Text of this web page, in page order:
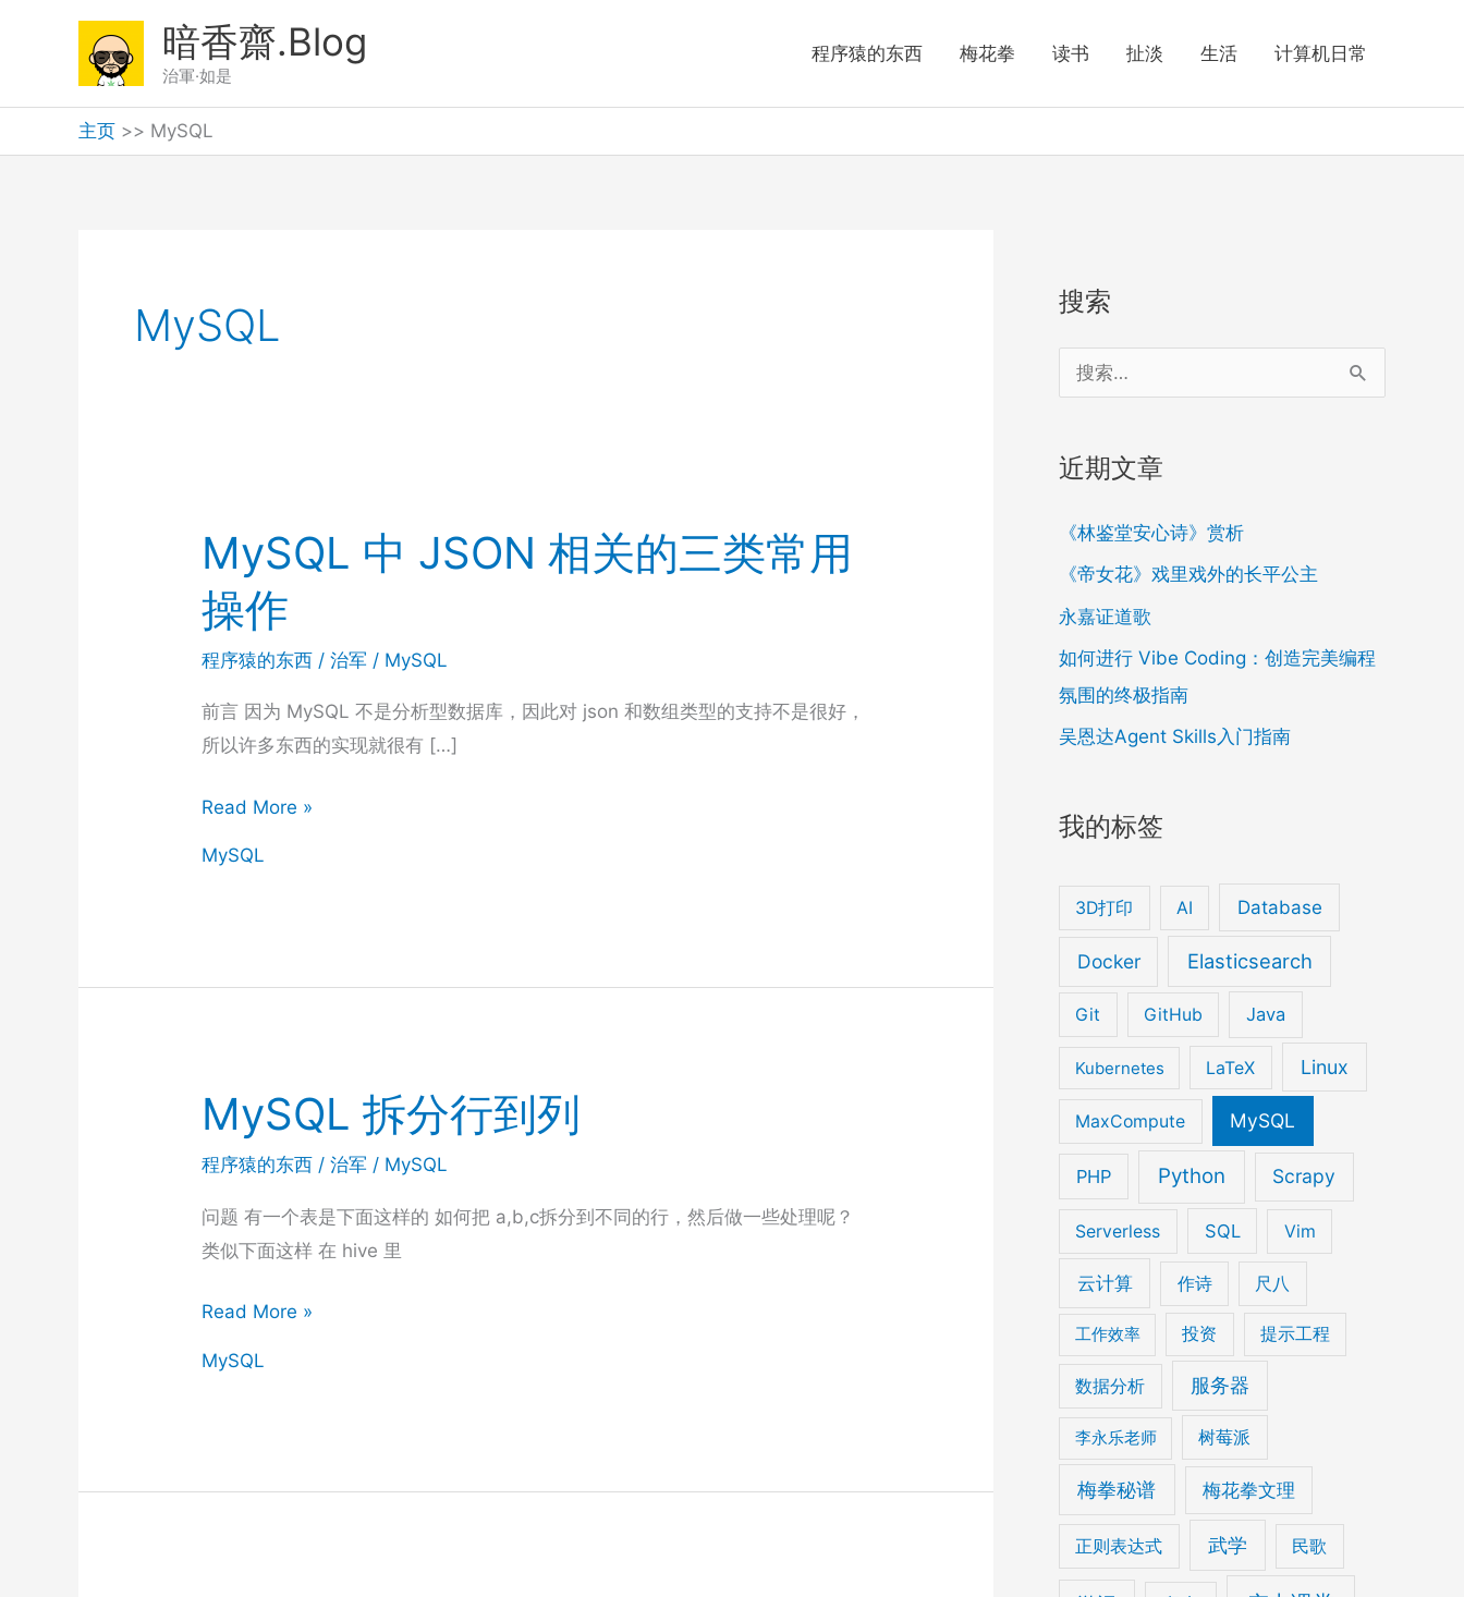
暗香齋.Blog
治軍·如是
程序猿的东西 梅花拳 读书 扯淡 生活 计算机日常
主页 >> MySQL
MySQL
MySQL 中 JSON 相关的三类常用
操作
程序猿的东西 /治军 / MySQL
前言 因为 MySQL 不是分析型数据库，因此对 json 和数组类型的支持不是很好，
所以许多东西的实现就很有 […]
MySQL
JSON
用
作
Read More »
MySQL
MySQL 拆分行到列
程序猿的东西 /治军 / MySQL
问题 有一个表是下面这样的 如何把 a,b,c拆分到不同的行，然后做一些处理呢？
类似下面这样 在 hive 里
MySQL
分
Read More »
MySQL
搜索
索
近期文章
《林鉴堂安心诗》赏析
《帝女花》戏里戏外的长平公主
永嘉证道歌
如何进行 Vibe Coding：创造完美编程
氛围的终极指南
吴恩达Agent Skills入门指南
我的标签
3D打印 AI Database
Docker Elasticsearch
Git GitHub Java
Kubernetes LaTeX Linux
MaxCompute MySQL
PHP Python Scrapy
Serverless SQL Vim
云计算 作诗 尺八
工作效率 投资 提示工程
数据分析 服务器
李永乐老师 树莓派
梅拳秘谱 梅花拳文理
正则表达式 武学 民歌